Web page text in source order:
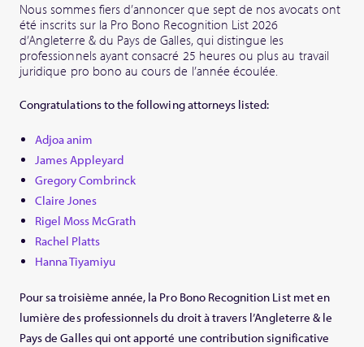
Nous sommes fiers d’annoncer que sept de nos avocats ont
été inscrits sur la Pro Bono Recognition List 2026
d’Angleterre & du Pays de Galles, qui distingue les
professionnels ayant consacré 25 heures ou plus au travail
juridique pro bono au cours de l’année écoulée.
Congratulations to the following attorneys listed:
Adjoa anim
James Appleyard
Gregory Combrinck
Claire Jones
Rigel Moss McGrath
Rachel Platts
Hanna Tiyamiyu
Pour sa troisième année, la Pro Bono Recognition List met en
lumière des professionnels du droit à travers l’Angleterre & le
Pays de Galles qui ont apporté une contribution significative